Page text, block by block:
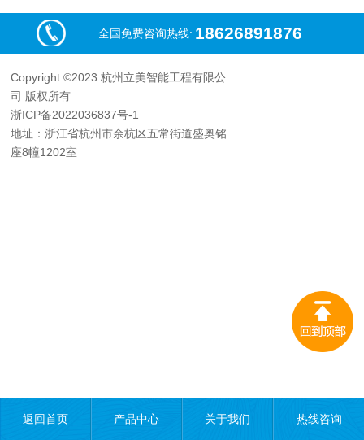
全国免费咨询热线: 18626891876
Copyright ©2023 杭州立美智能工程有限公
司 版权所有
浙ICP备2022036837号-1
地址：浙江省杭州市余杭区五常街道盛奥铭
座8幢1202室
返回首页 产品中心 关于我们 热线咨询